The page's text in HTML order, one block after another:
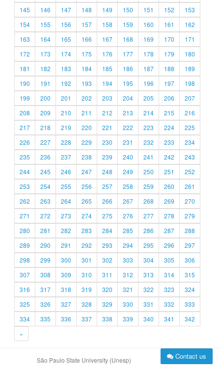
145
146 147 148 149 150 151 152
153
154
155 156 157 158 159 160 161
162
163
164 165 166 167 168 169 170
171
172
173 174 175 176 177 178 179
180
181
182 183 184 185 186 187 188
189
190
191 192 193 194 195 196 197
198
199
200 201 202 203 204 205 206
207
208
209 210 211 212 213 214 215
216
217
218 219 220 221 222 223 224
225
226
227 228 229 230 231 232 233
234
235
236 237 238 239 240 241 242
243
244
245 246 247 248 249 250 251
252
253
254 255 256 257 258 259 260
261
262
263 264 265 266 267 268 269
270
271
272 273 274 275 276 277 278
279
280
281 282 283 284 285 286 287
288
289
290 291 292 293 294 295 296
297
298
299 300 301 302 303 304 305
306
307
308 309 310 311 312 313 314
315
316
317 318 319 320 321 322 323
324
325
326 327 328 329 330 331 332
333
334
335 336 337 338 339 340 341
342
»
São Paulo State University (Unesp) Contact us